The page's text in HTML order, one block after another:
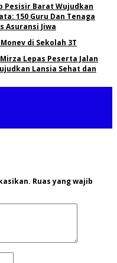
Pesisir Barat Wujudkan
Asuransi Jiwa
di Sekolah 3T
Lepas Peserta Jalan
Lansia Sehat dan
Ruas yang wajib